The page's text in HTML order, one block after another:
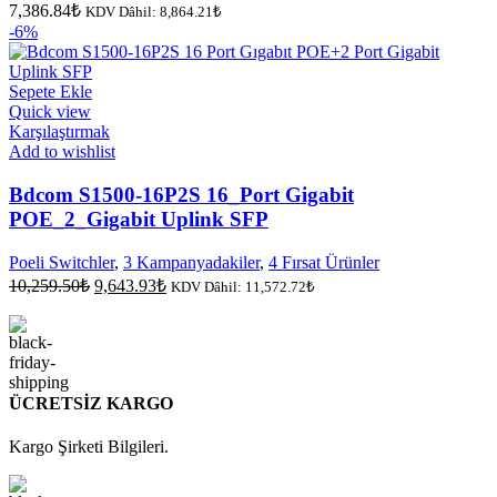
7,386.84₺ KDV Dâhil: 8,864.21₺
-6%
Sepete Ekle
Quick view
Karşılaştırmak
Add to wishlist
Bdcom S1500-16P2S 16_Port Gigabit
POE_2_Gigabit Uplink SFP
Poeli Switchler, 3 Kampanyadakiler, 4 Fırsat Ürünler
10,259.50₺ Orijinal
9,643.93₺Şu
KDV Dâhil: 11,572.72₺
ÜCRETSİZ KARGO
Kargo Şirketi Bilgileri.